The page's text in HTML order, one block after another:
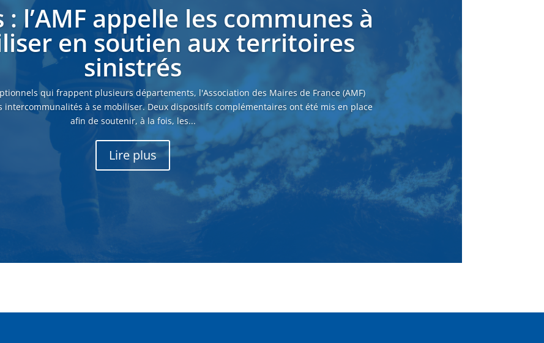
l’AMF appelle les communes à
en soutien aux territoires
sinistrés
qui frappent plusieurs départements, l'Association des Maires de France (AMF)
intercommunalités à se mobiliser. Deux dispositifs complémentaires ont été mis en place
afin de soutenir, à la fois, les...
Lire plus